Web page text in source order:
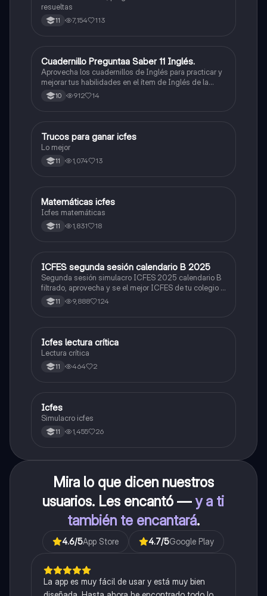
resueltas
11 7,154 113
ICFES: Inglés
Cuadernillo Preguntaa Saber 11 Inglés.
Aprovecha los cuadernillos de Inglés para practicar y
mejorar tus habilidades en el ítem de Inglés de la
Prueba Saber 11. 🫡
10 912 14
Química
Trucos para ganar icfes
Lo mejor
11 1,074 13
ICFES: Matemáticas
Matemáticas icfes
Icfes matemáticas
11 1,831 18
ICFES: Lectura Crítica
ICFES segunda sesión calendario B 2025
Segunda sesión simulacro ICFES 2025 calendario B
filtrado, aprovecha y se el mejor ICFES de tu colegio y
poder ingresar a universidad, y estudiar aquella
carrera con la que tanto sueñas.
11 9,888 124
Lengua Castellana
Icfes lectura crítica
Lectura crítica
11 464 2
ICFES: Sociales y Ciudadanas
Icfes
Simulacro icfes
11 1,455 26
Mira lo que dicen nuestros
usuarios. Les encantó —y a ti
también te encantará.
4.6/5App Store 4.7/5Google Play
La app es muy fácil de usar y está muy bien